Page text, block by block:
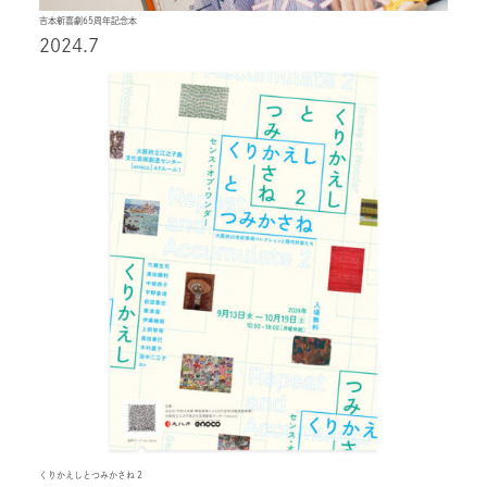
吉本新喜劇65周年記念本
2024.7
くりかえしとつみかさね 2